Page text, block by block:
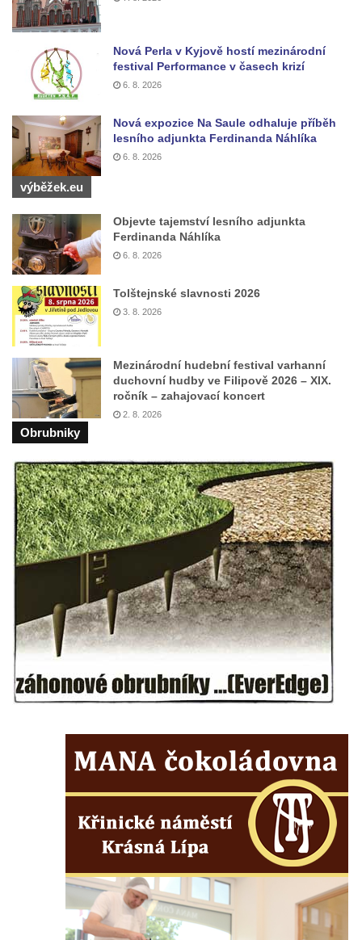
Sadech u Mlýnské stoky v Českých
Sochy brouků u Mlýnské stoky v Českých
Budějovicích
nádvoří kláštera dominikánů v Českých
Budějovicích
Socha svatého Zachariáše na nádvoří
kláštera dominikánů v Českých
Budějovicích
Socha svatého Josefa na nádvoří kláštera
dominikánů v Českých Budějovicích
Socha svaté Anny na nádvoří kláštera
dominikánů v Českých Budějovicích
Socha svatého Dominika na nádvoří
kláštera dominikánů v Českých
Budějovicích
Sousoší Kalvárie před klášterem
dominikánů u Piaristického náměstí v
Českých Budějovicích
Socha svatého Václava u pramene v
Semilech
Pamětní deska Tomáše Garrigue Masaryka
na radnici v Českých Budějovicích
Pamětní deska na biskupské rezidenci v
Českých Budějovicích
Pamětní deska Josefa Hloucha na
biskupské rezidenci v Českých
Budějovicích
Socha žáby u rybníčku na Náměstí v
Kamenném Újezdě
Kamenném Újezdě
Pamětní deska arcibiskupa Micara ve
vstupu do poutního místa Římov
Plastika Koule v Gutenbergově ulici v
Nová Perla v Kyjově hostí mezinárodní
festival Performance v časech krizí
6. 8. 2026
Nová expozice Na Saule odhaluje příběh
lesního adjunkta Ferdinanda Náhlíka
6. 8. 2026
výběžek.eu
Objevte tajemství lesního adjunkta
Ferdinanda Náhlíka
6. 8. 2026
Tolštejnské slavnosti 2026
3. 8. 2026
Mezinárodní hudební festival varhanní
duchovní hudby ve Filipově 2026 – XIX.
ročník – zahajovací koncert
2. 8. 2026
Obrubniky